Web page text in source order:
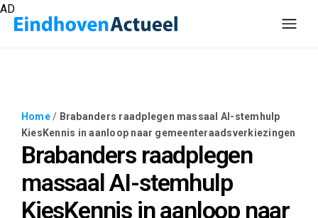
Home/ Brabanders raadplegen massaal AI-stemhulp
KiesKennis in aanloop naar gemeenteraadsverkiezingen
Brabanders raadplegen
massaal AI-stemhulp
KiesKennis in aanloop naar
AD